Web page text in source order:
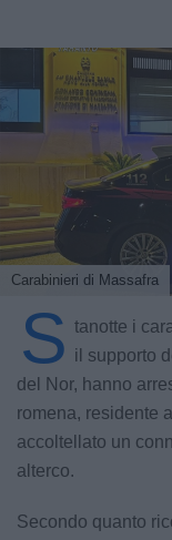
Carabinieri di Massafra
S tanotte i
il supporto
del Nor, hanno
romena, residente
accoltellato un
alterco.
Secondo quanto